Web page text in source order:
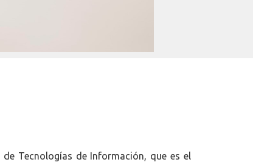
Tecnologías de Información, que es el